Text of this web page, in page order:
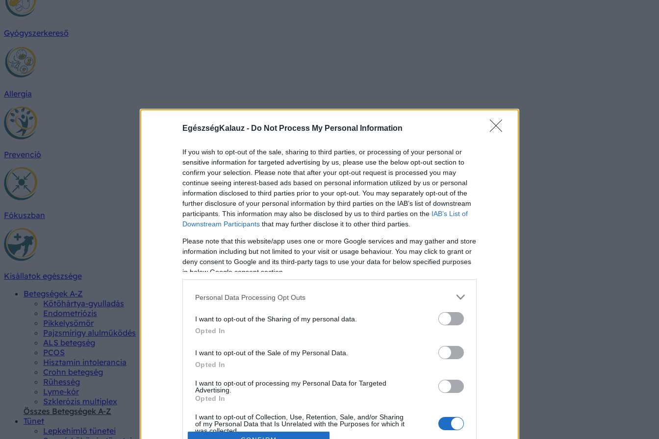
EgészségKalauz - Do Not Process My Personal Information
If you wish to opt-out of the sale, sharing to third parties, or processing of your personal or
sensitive information for targeted advertising by us, please use the below opt-out section to
confirm your selection. Please note that after your opt-out request is processed you may
continue seeing interest-based ads based on personal information utilized by us or personal
information disclosed to third parties prior to your opt-out. You may separately opt-out of the
further disclosure of your personal information by third parties on the IAB’s list of downstream
participants. This information may also be disclosed by us to third parties on the IAB’s List of
Downstream Participants that may further disclose it to other third parties.
Please note that this website/app uses one or more Google services and may gather and store
information including but not limited to your visit or usage behaviour. You may click to grant or
deny consent to Google and its third-party tags to use your data for below specified purposes
in below Google consent section.
Personal Data Processing Opt Outs
I want to opt-out of the Sharing of my personal data.
Opted In
I want to opt-out of the Sale of my Personal Data.
Opted In
I want to opt-out of processing my Personal Data for Targeted
Advertising.
Opted In
I want to opt-out of Collection, Use, Retention, Sale, and/or Sharing
of my Personal Data that Is Unrelated with the Purposes for which it
was collected.
Gyógyszerkereső
Allergia
Prevenció
Fókuszban
Kisállatok egészsége
Betegségek A-Z
Kötőhártya-gyulladás
Endometriózis
Pikkelysömör
Pajzsmirigy alulműködés
ALS betegség
PCOS
Hisztamin intolerancia
Crohn betegség
Rühesség
Lyme-kór
Szklerózis multiplex
Összes Betegségek A-Z
Tünet
Lepkehimlő tünetei